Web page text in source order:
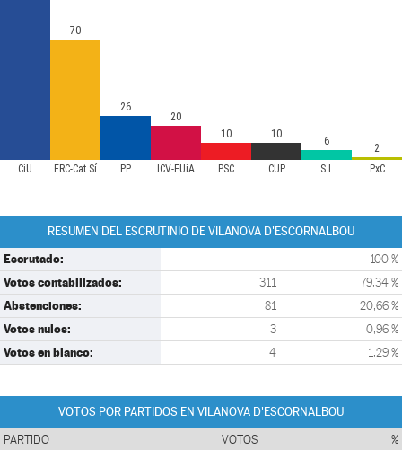
CiU ERC-Cat Sí PP ICV-EUiA PSC CUP S.I. PxC
70
26
20
10
10
6
2
RESUMEN DEL ESCRUTINIO DE VILANOVA D'ESCORNALBOU
Escrutado: 100 %
Votos contabilizados: 311 79,34 %
Abstenciones: 81 20,66 %
Votos nulos: 3 0,96 %
Votos en blanco: 4 1,29 %
VOTOS POR PARTIDOS EN VILANOVA D'ESCORNALBOU
PARTIDO VOTOS %